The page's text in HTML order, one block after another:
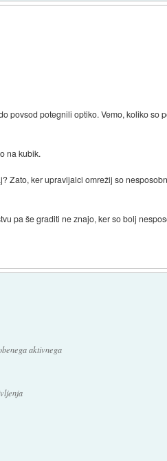
povsod potegnili optiko. Vemo, koliko so
na kubik.
ker upravljalci omrežij so
pa še graditi ne znajo, ker so bolj
aktivnega